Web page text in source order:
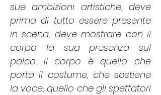
sue ambizioni artistiche, deve
prima di tutto essere presente
in scena, deve mostrare con il
corpo la sua presenza sul
palco. Il corpo è quello che
porta il costume, che sostiene
la voce, quello che gli spettatori